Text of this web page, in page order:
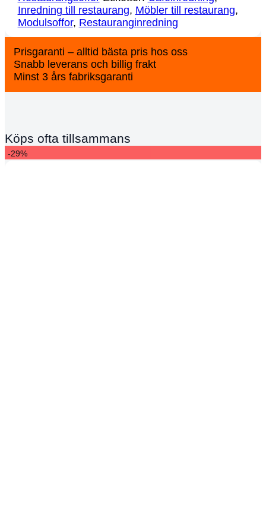
Inredning till restaurang, Möbler till restaurang,
Modulsoffor, Restauranginredning
Prisgaranti – alltid bästa pris hos oss
Snabb leverans och billig frakt
Minst 3 års fabriksgaranti
Köps ofta tillsammans
-29%